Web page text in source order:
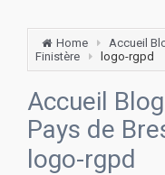
Home
Accueil
Finistère
logo-rgpd
Accueil
Pays de
logo-rgpd